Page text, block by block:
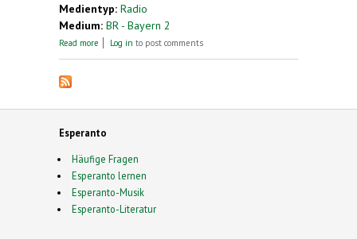
Medientyp: Radio
Medium: BR - Bayern 2
Read more about Bonvenon al nia revuo "Sozusagen"
Log in to post comments
Esperanto
Häufige Fragen
Esperanto lernen
Esperanto-Musik
Esperanto-Literatur